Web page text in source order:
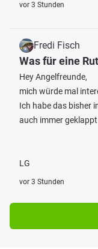
vor 3 Stunden
Fredi Fisch
Was für eine
Hey Angelfreunde,
mich würde mal
Ich habe das bisher
auch immer
LG
vor 3 Stunden